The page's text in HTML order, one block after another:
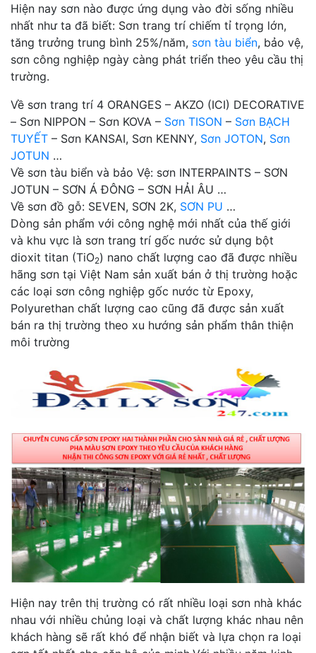
Hiện nay sơn nào được ứng dụng vào đời sống nhiều
nhất như ta đã biết: Sơn trang trí chiếm tỉ trọng lớn,
tăng trưởng trung bình 25%/năm, sơn tàu biển, bảo vệ,
sơn công nghiệp ngày càng phát triển theo yêu cầu thị
trường.
Về sơn trang trí 4 ORANGES – AKZO (ICI) DECORATIVE
– Sơn NIPPON – Sơn KOVA – Sơn TISON – Sơn BẠCH
TUYẾT – Sơn KANSAI, Sơn KENNY, Sơn JOTON, Sơn
JOTUN …
Về sơn tàu biển và bảo Vệ: sơn INTERPAINTS – SƠN
JOTUN – SƠN Á ĐÔNG – SƠN HẢI ÂU …
Về sơn đồ gỗ: SEVEN, SƠN 2K, SƠN PU …
Dòng sản phẩm với công nghệ mới nhất của thế giới
và khu vực là sơn trang trí gốc nước sử dụng bột
dioxit titan (TiO2) nano chất lượng cao đã được nhiều
hãng sơn tại Việt Nam sản xuất bán ở thị trường hoặc
các loại sơn công nghiệp gốc nước từ Epoxy,
Polyurethan chất lượng cao cũng đã được sản xuất
bán ra thị trường theo xu hướng sản phẩm thân thiện
môi trường
Hiện nay trên thị trường có rất nhiều loại sơn nhà khác
nhau với nhiều chủng loại và chất lượng khác nhau nên
khách hàng sẽ rất khó để nhận biết và lựa chọn ra loại